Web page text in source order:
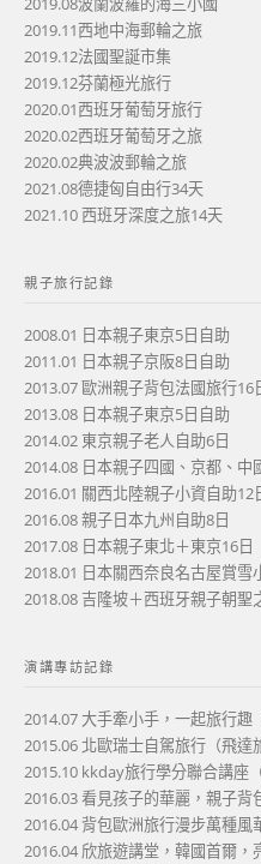
2019.11西地中海郵輪之旅
2019.12法國聖誕市集
2019.12芬蘭極光旅行
2020.01西班牙葡萄牙旅行
2020.02西班牙葡萄牙之旅
2020.02典波波郵輪之旅
2021.08德捷匈自由行34天
2021.10 西班牙深度之旅14天
親子旅行記錄
2008.01 日本親子東京5日自助
2011.01 日本親子京阪8日自助
2013.07 歐洲親子背包法國旅行16
2013.08 日本親子東京5日自助
2014.02 東京親子老人自助6日
2014.08 日本親子四國、京都、中
2016.01 關西北陸親子小資自助12
2016.08 親子日本九州自助8日
2017.08 日本親子東北＋東京16日
2018.01 日本關西奈良名古屋賞雪
2018.08 吉隆坡＋西班牙親子朝聖
演講專訪記錄
2014.07 大手牽小手，一起旅行趣
2015.06 北歐瑞士自駕旅行（飛達
2015.10 kkday旅行學分聯合講座
2016.03 看見孩子的華麗，親子背
2016.04 背包歐洲旅行漫步萬種風
2016.04 欣旅遊講堂，韓國首爾，